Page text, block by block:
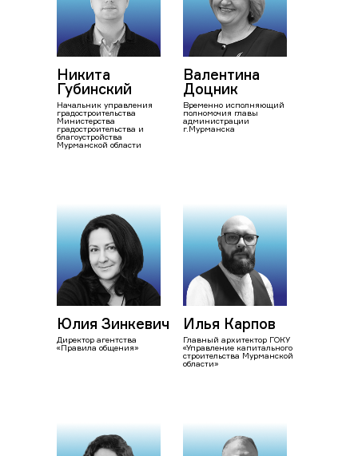
Никита
Губинский
Начальник управления
градостроительства
Министерства
градостроительства и
благоустройства
Мурманской области
Валентина
Доцник
Временно исполняющий
полномочия главы
администрации
г.Мурманска
Юлия Зинкевич
Директор агентства
«Правила общения»
Илья Карпов
Главный архитектор ГОКУ
«Управление капитального
строительства Мурманской
области»